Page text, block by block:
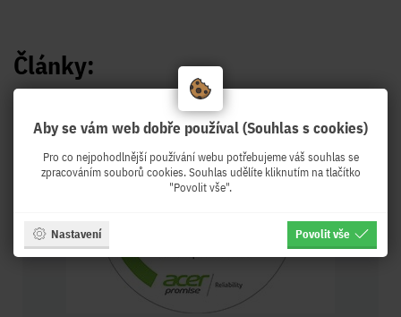
Články:
Aby se vám web dobře používal (Souhlas s cookies)
Pro co nejpohodlnější používání webu potřebujeme váš souhlas se
zpracováním souborů cookies. Souhlas udělíte kliknutím na tlačítko
"Povolit vše".
Nastavení Povolit vše